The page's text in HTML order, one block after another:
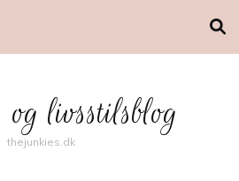
livsstilsblog
thejunkies.dk